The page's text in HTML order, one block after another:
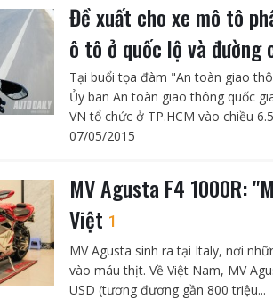
Đề xuất cho xe mô tô
ô tô ở quốc lộ và đường
Tại buổi tọa đàm "An toàn giao
Ủy ban An toàn giao thông quốc
VN tổ chức ở TP.HCM vào chiều
07/05/2015
MV Agusta F4 1000R:
Việt 1
MV Agusta sinh ra tại Italy, nơi
vào máu thịt. Về Việt Nam, MV
USD (tương đương gần 800 triệu...